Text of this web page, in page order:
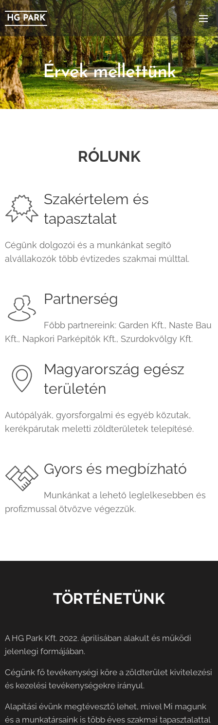
HG PARK
Érvek mellettünk
RÓLUNK
Szakértelem és
tapasztalat
Cégünk dolgozói és a munkánkat segítő
alvállakozók több évtizedes szakmai múlttal.
Partnerség
Főbb partnereink: Garden Kft., Naste Bau
Kft., Napkori Parképítők Kft., Szurdokvölgy Kft.
Magyarország egész
területén
Autópályák, gyorsforgalmi és egyéb közutak,
kerékpárutak meletti zöldterületek telepítésé.
Gyors és megbízható
Munkánkat a lehető leglelkesebben és
profizmussal ötvözve végezzük.
TÖRTÉNETÜNK
A HG Park Kft. 2022. áprilisában alakult és működi
jelenlegi formájában.
Cégünk fő tevékenységi köre a zöldterület kivitelezési
és kezelési tevékenységekre irányul.
Alapítási évünk megtévesztő lehet, mivel Mi magunk
és a munkatársaink is több éves szakmai tapasztalattal